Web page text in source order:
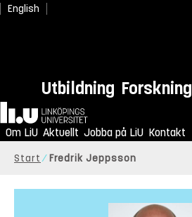
English
Utbildning Forskning
Hem
Om LiU Aktuellt Jobba på LiU Kontakt
Start Fredrik Jeppsson